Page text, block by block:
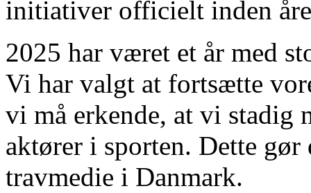
initiativer officielt inden
2025 har været et år med
Vi har valgt at fortsætte
vi må erkende, at vi stadig
aktører i sporten. Dette
travmedie i Danmark.